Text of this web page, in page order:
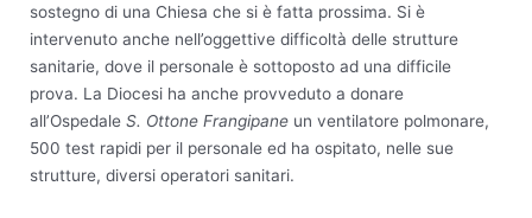
sostegno di una Chiesa che si è fatta prossima. Si è
intervenuto anche nell’oggettive difficoltà delle strutture
sanitarie, dove il personale è sottoposto ad una difficile
prova. La Diocesi ha anche provveduto a donare
all’Ospedale S. Ottone Frangipane un ventilatore polmonare,
500 test rapidi per il personale ed ha ospitato, nelle sue
strutture, diversi operatori sanitari.